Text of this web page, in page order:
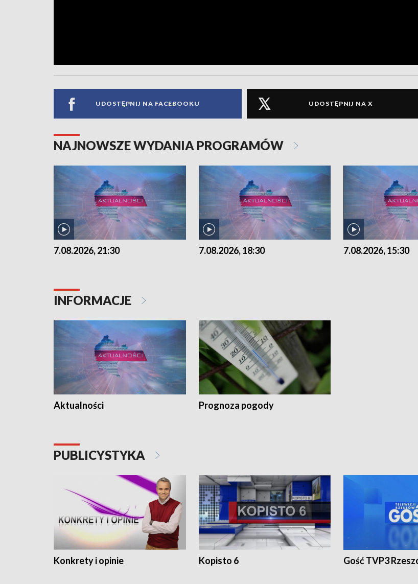
UDOSTĘPNIJ NA FACEBOOKU UDOSTĘPNIJ NA X
NAJNOWSZE WYDANIA PROGRAMÓW
7.08.2026, 21:30 7.08.2026, 18:30 7.08.2026, 15:30
INFORMACJE
Aktualności Prognoza pogody
PUBLICYSTYKA
Konkrety i opinie Kopisto 6 Gość TVP3